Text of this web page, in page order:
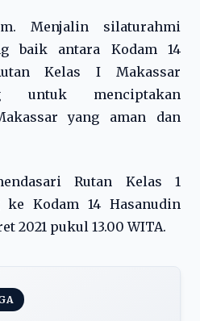
Menjalin silaturahmi
baik antara Kodam 14
Kelas I Makassar
untuk menciptakan
yang aman dan
Rutan Kelas 1
ke Kodam 14 Hasanudin
2021 pukul 13.00 WITA.